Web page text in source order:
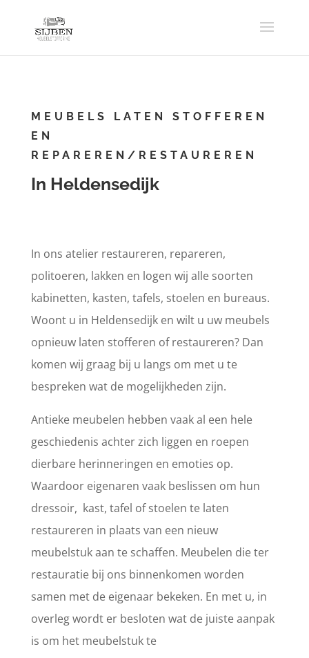
MEUBELS LATEN STOFFEREN
EN
REPAREREN/RESTAUREREN
In Heldensedijk
In ons atelier restaureren, repareren,
politoeren, lakken en logen wij alle soorten
kabinetten, kasten, tafels, stoelen en bureaus.
Woont u in Heldensedijk en wilt u uw meubels
opnieuw laten stofferen of restaureren? Dan
komen wij graag bij u langs om met u te
bespreken wat de mogelijkheden zijn.
Antieke meubelen hebben vaak al een hele
geschiedenis achter zich liggen en roepen
dierbare herinneringen en emoties op.
Waardoor eigenaren vaak beslissen om hun
dressoir, kast, tafel of stoelen te laten
restaureren in plaats van een nieuw
meubelstuk aan te schaffen. Meubelen die ter
restauratie bij ons binnenkomen worden
samen met de eigenaar bekeken. En met u, in
overleg wordt er besloten wat de juiste aanpak
is om het meubelstuk te